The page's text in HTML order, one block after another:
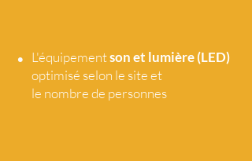
• L'équipementson et lumière (LED)
optimisé selon le site et
le nombre de personnes